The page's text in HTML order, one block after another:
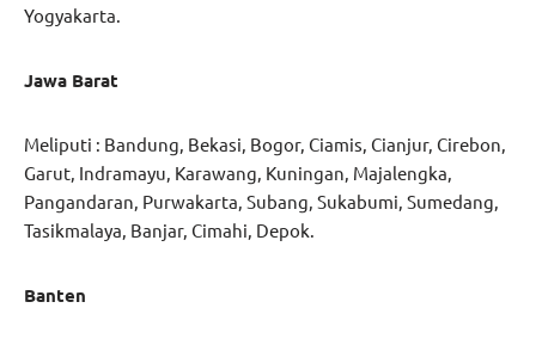
Yogyakarta.
Jawa Barat
Meliputi : Bandung, Bekasi, Bogor, Ciamis, Cianjur, Cirebon,
Garut, Indramayu, Karawang, Kuningan, Majalengka,
Pangandaran, Purwakarta, Subang, Sukabumi, Sumedang,
Tasikmalaya, Banjar, Cimahi, Depok.
Banten